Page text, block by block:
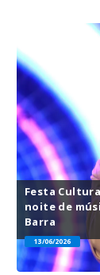
Festa
noite de
Barra
13/06/2026